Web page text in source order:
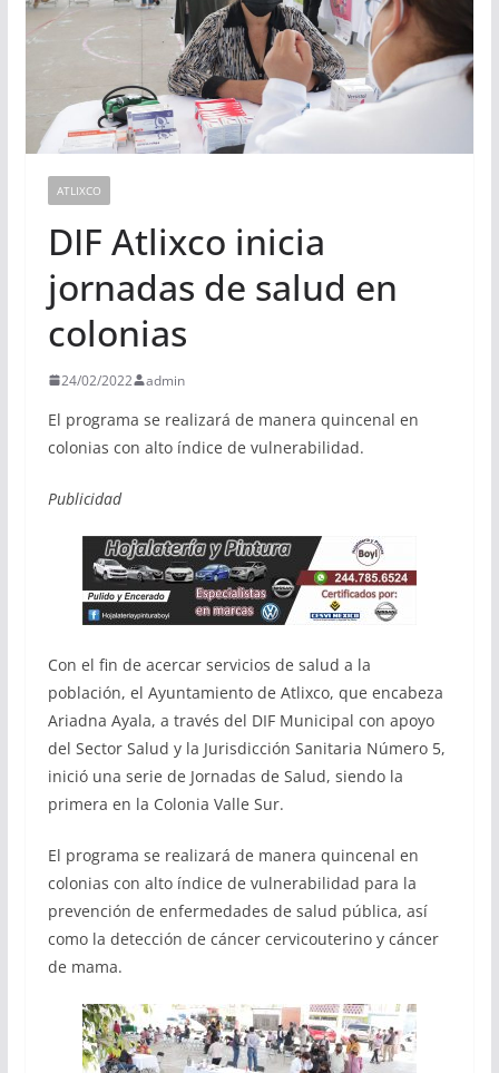
ATLIXCO
DIF Atlixco inicia
jornadas de salud en
colonias
24/02/2022 admin
El programa se realizará de manera quincenal en
colonias con alto índice de vulnerabilidad.
Publicidad
Con el fin de acercar servicios de salud a la
población, el Ayuntamiento de Atlixco, que encabeza
Ariadna Ayala, a través del DIF Municipal con apoyo
del Sector Salud y la Jurisdicción Sanitaria Número 5,
inició una serie de Jornadas de Salud, siendo la
primera en la Colonia Valle Sur.
El programa se realizará de manera quincenal en
colonias con alto índice de vulnerabilidad para la
prevención de enfermedades de salud pública, así
como la detección de cáncer cervicouterino y cáncer
de mama.